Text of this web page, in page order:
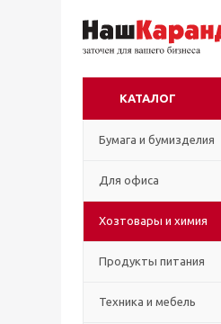
КАТАЛОГ
Бумага и бумизделия
Для офиса
Хозтовары и химия
Продукты питания
Техника и мебель